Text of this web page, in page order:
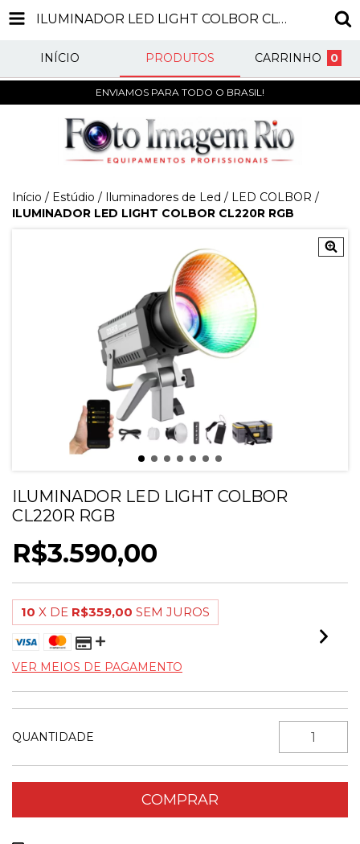
ILUMINADOR LED LIGHT COLBOR CL220R RGB
INÍCIO PRODUTOS CARRINHO 0
ENVIAMOS PARA TODO O BRASIL!
Início / Estúdio / Iluminadores de Led / LED COLBOR /
ILUMINADOR LED LIGHT COLBOR CL220R RGB
ILUMINADOR LED LIGHT COLBOR
CL220R RGB
R$3.590,00
10 X DE R$359,00 SEM JUROS
VER MEIOS DE PAGAMENTO
QUANTIDADE